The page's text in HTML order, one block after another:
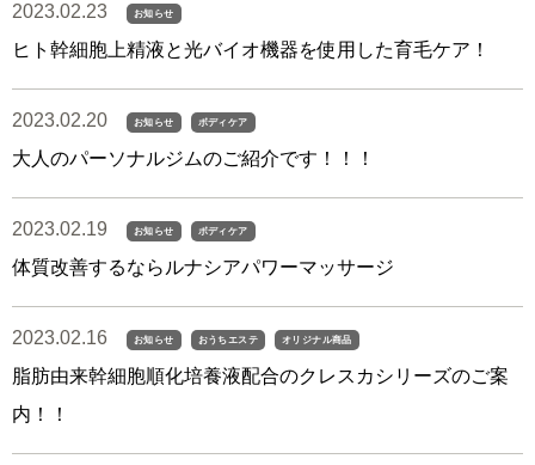
2023.02.23 お知らせ
ヒト幹細胞上精液と光バイオ機器を使用した育毛ケア！
2023.02.20 お知らせ ボディケア
大人のパーソナルジムのご紹介です！！！
2023.02.19 お知らせ ボディケア
体質改善するならルナシアパワーマッサージ
2023.02.16 お知らせ おうちエステ オリジナル商品
脂肪由来幹細胞順化培養液配合のクレスカシリーズのご案
内！！